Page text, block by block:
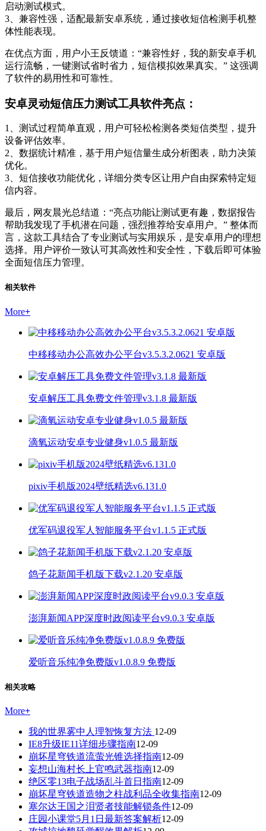
启动测试模式。
3、兼容性强，适配最新安卓系统，通过接收短信检测手机整
体性能表现。
在优点方面，用户小王反馈道：“兼容性好，我的新安卓手机
运行流畅，一键测试省时省力，短信模拟效果真实。” 这强调
了软件的易用性和可靠性。
安卓灵动短信压力测试工具软件亮点：
1、测试过程简单直观，用户可轻松检测各类短信类型，提升
设备评估效率。
2、数据统计精准，基于用户短信量生成分析图表，助力决策
优化。
3、短信接收功能优化，详细分类专区让用户自由探索特定短
信内容。
最后，网友晨光总结道：“亮点功能让测试更有趣，数据报告
帮助我发现了手机潜在问题，强烈推荐给安卓用户。” 整体而
言，这款工具结合了专业测试与实用娱乐，是安卓用户的理想
选择。用户评价一致认可其高效性和安全性，下载后即可体验
全面短信压力管理。
相关软件
More+
中移移动办公高效办公平台v3.5.3.2.0621 安卓版
安卓解压工具免费文件管理v3.1.8 最新版
滴氧运动安卓专业健身v1.0.5 最新版
pixiv手机版2024壁纸精选v6.131.0
优军码退役军人智能服务平台v1.1.5 正式版
鸽子花新闻手机版下载v2.1.20 安卓版
澎湃新闻APP深度时政阅读平台v9.0.3 安卓版
爱听音乐纯净免费版v1.0.8.9 免费版
相关攻略
More+
我的世界雾中人理智恢复方法 12-09
IE8升级IE11详细步骤指南12-09
崩坏星穹铁道流萤光锥选择指南12-09
妄想山海村长上官鸣武器指南12-09
绝区零13电子战场乱斗首日指南12-09
崩坏星穹铁道造物之柱战利品全收集指南12-09
塞尔达王国之泪贤者技能解锁条件12-09
庄园小课堂5月1日最新答案解析12-09